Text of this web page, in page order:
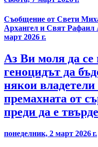
Съобщение от Свети
Архангел и Свят Рафаил
март 2026 г.
Аз Ви моля да се
геноцидът да
някои владетели
премахната от
преди да е
понеделник, 2 март 2026 г.